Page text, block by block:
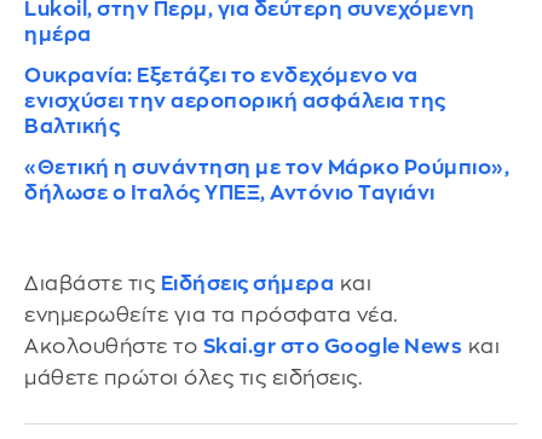
Lukoil, στην Περμ, για δεύτερη συνεχόμενη
ημέρα
Ουκρανία: Εξετάζει το ενδεχόμενο να
ενισχύσει την αεροπορική ασφάλεια της
Βαλτικής
«Θετική η συνάντηση με τον Μάρκο Ρούμπιο»,
δήλωσε ο Ιταλός ΥΠΕΞ, Αντόνιο Ταγιάνι
Διαβάστε τις Ειδήσεις σήμερα και
ενημερωθείτε για τα πρόσφατα νέα.
Ακολουθήστε το Skai.gr στο Google News και
μάθετε πρώτοι όλες τις ειδήσεις.